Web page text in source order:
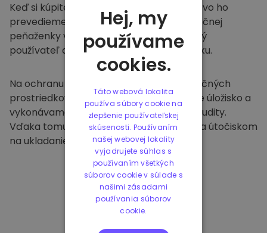
Keď si kúpite na Kriptomat
, bezproblémovo ho
prevedieme do vašej vyhradenej a bezpečnej
peňaženky v rámci našej platformy. Každý
používateľ dostane individuálnu peňaženku.
Na ochranu našich zákazníkov a ich finančných
prostriedkov ponúkame bezpečné offline úložisko a
vykonávame pravidelné bezpečnostné audity.
Vďaka tomuto prístupu je naša platforma útočiskom
na ukladanie a iných kryptomien.
Hej, my
používame
cookies.
Táto webová lokalita
používa súbory cookie na
zlepšenie používateľskej
skúsenosti. Používaním
našej webovej lokality
vyjadrujete súhlas s
používaním všetkých
súborov cookie v súlade s
našimi zásadami
používania súborov
cookie.